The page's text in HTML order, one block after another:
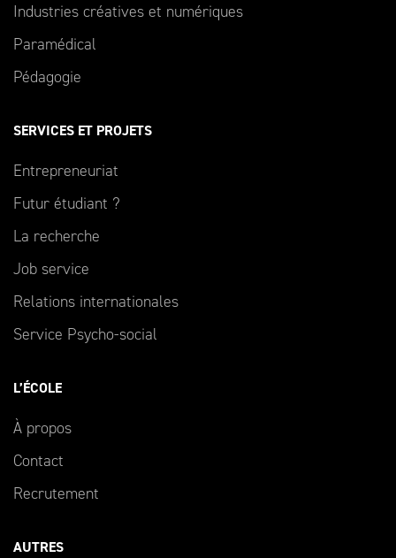
Industries créatives et numériques
Paramédical
Pédagogie
SERVICES ET PROJETS
Entrepreneuriat
Futur étudiant ?
La recherche
Job service
Relations internationales
Service Psycho-social
L’ÉCOLE
À propos
Contact
Recrutement
AUTRES